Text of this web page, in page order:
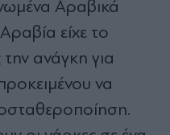
Αραβικά
είχε το
ανάγκη για
να